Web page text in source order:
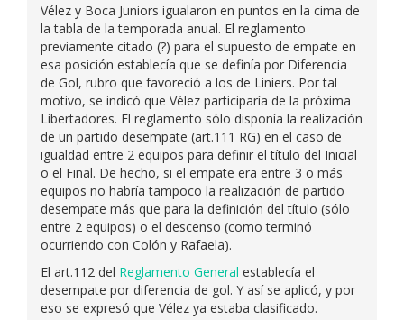
Vélez y Boca Juniors igualaron en puntos en la cima de
la tabla de la temporada anual. El reglamento
previamente citado (?) para el supuesto de empate en
esa posición establecía que se definía por Diferencia
de Gol, rubro que favoreció a los de Liniers. Por tal
motivo, se indicó que Vélez participaría de la próxima
Libertadores. El reglamento sólo disponía la realización
de un partido desempate (art.111 RG) en el caso de
igualdad entre 2 equipos para definir el título del Inicial
o el Final. De hecho, si el empate era entre 3 o más
equipos no habría tampoco la realización de partido
desempate más que para la definición del título (sólo
entre 2 equipos) o el descenso (como terminó
ocurriendo con Colón y Rafaela).
El art.112 del Reglamento General establecía el
desempate por diferencia de gol. Y así se aplicó, y por
eso se expresó que Vélez ya estaba clasificado.